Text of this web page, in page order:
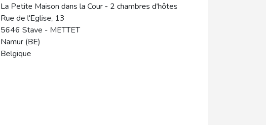
La Petite Maison dans la Cour - 2 chambres d'hôtes
Rue de l'Eglise, 13
5646 Stave - METTET
Namur (BE)
Belgique